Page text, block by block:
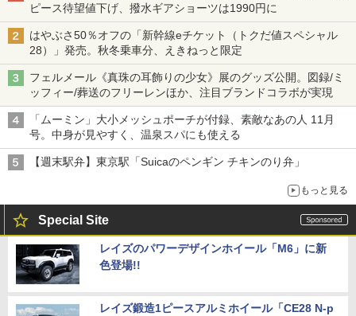
ピース待望値下げ、撥水ギアショーツは1990円に
はやぶさ50％オフの「新幹線eチケット（トクだ値スペシャル
28）」発売。秋冬乗車分、えきねっと限定
フェルメール《真珠の耳飾りの少女》展のグッズ公開。図録/ミ
ッフィー/葬送のフリーレンほか、注目ブランドコラボが実現
「ムーミン」大小メッシュポーチが付録、素敵なあの人 11月
号。中身が見やすく、温泉スパにも使える
【週末駅弁】東京駅「Suicaのペンギン チキンのり弁」
もっと見る
Special Site
レイズのパワーデザインホイール「M6」に新
色登場!!
レイズ鍛造1ピースアルミホイール「CE28 N-p